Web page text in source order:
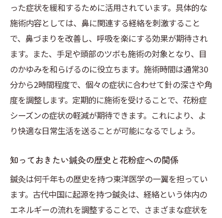
った症状を緩和するために活用されています。具体的な
施術内容としては、鼻に関連する経絡を刺激すること
で、鼻づまりを改善し、呼吸を楽にする効果が期待され
ます。また、手足や頭部のツボも施術の対象となり、目
のかゆみを和らげるのに役立ちます。施術時間は通常30
分から2時間程度で、個々の症状に合わせて針の深さや角
度を調整します。定期的に施術を受けることで、花粉症
シーズンの症状の軽減が期待できます。これにより、よ
り快適な日常生活を送ることが可能になるでしょう。
知っておきたい鍼灸の歴史と花粉症への関係
鍼灸は何千年もの歴史を持つ東洋医学の一翼を担ってい
ます。古代中国に起源を持つ鍼灸は、経絡という体内の
エネルギーの流れを調整することで、さまざまな症状を